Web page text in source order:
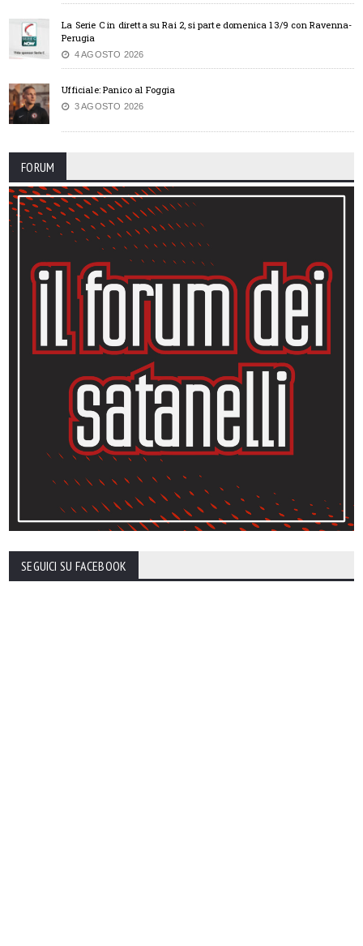
La Serie C in diretta su Rai 2, si parte domenica 13/9 con Ravenna-
Perugia
4 AGOSTO 2026
Ufficiale: Panico al Foggia
3 AGOSTO 2026
FORUM
SEGUICI SU FACEBOOK